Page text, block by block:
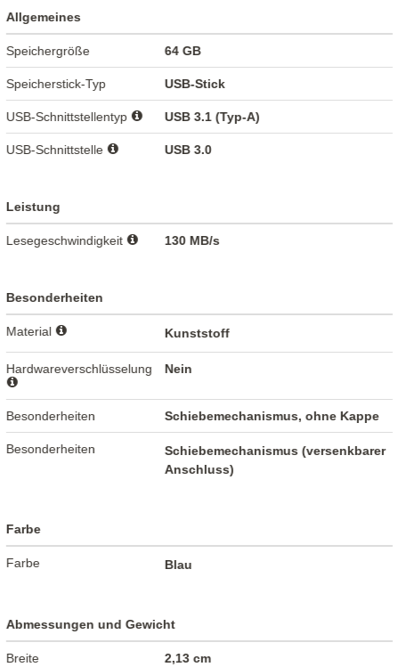
Allgemeines
Speichergröße 64 GB
Speicherstick-Typ USB-Stick
USB-Schnittstellentyp USB 3.1 (Typ-A)
USB-Schnittstelle USB 3.0
Leistung
Lesegeschwindigkeit 130 MB/s
Besonderheiten
Material Kunststoff
Hardwareverschlüsselung Nein
Besonderheiten Schiebemechanismus, ohne Kappe
Besonderheiten
Schiebemechanismus (versenkbarer
Anschluss)
Farbe
Farbe Blau
Abmessungen und Gewicht
Breite 2,13 cm